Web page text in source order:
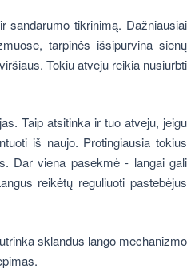
sandarumo tikrinimą. Dažniausiai
tarpinės išsipurvina sienų
Tokiu atveju reikia nusiurbti
Taip atsitinka ir tuo atveju, jeigu
iš naujo. Protingiausia tokius
Dar viena pasekmė - langai gali
reikėtų reguliuoti pastebėjus
sklandus lango mechanizmo